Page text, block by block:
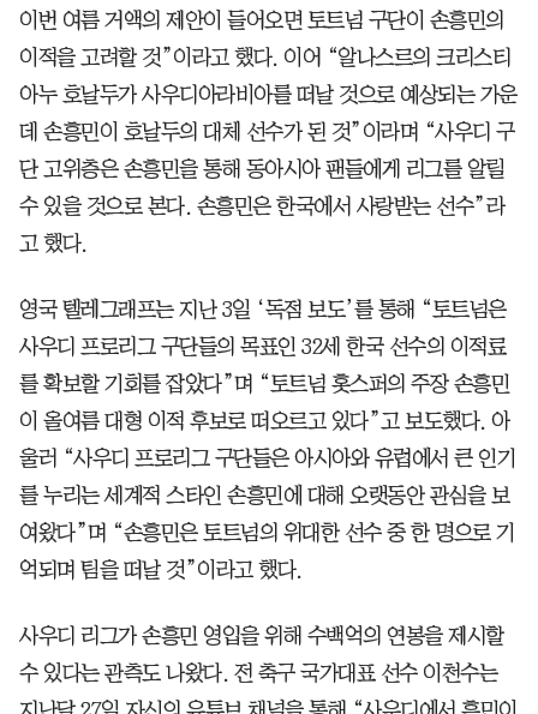
이번 여름 거액의 제안이 들어오면 토트넘 구단이 손흥민의
이적을 고려할 것”이라고 했다. 이어 “알나스르의 크리스티
아누 호날두가 사우디아라비아를 떠날 것으로 예상되는 가운
데 손흥민이 호날두의 대체 선수가 된 것”이라며 “사우디 구
단 고위층은 손흥민을 통해 동아시아 팬들에게 리그를 알릴
수 있을 것으로 본다. 손흥민은 한국에서 사랑받는 선수”라
고 했다.
영국 텔레그래프는 지난 3일 ‘독점 보도’를 통해 “토트넘은
사우디 프로리그 구단들의 목표인 32세 한국 선수의 이적료
를 확보할 기회를 잡았다”며 “토트넘 홋스퍼의 주장 손흥민
이 올여름 대형 이적 후보로 떠오르고 있다”고 보도했다. 아
울러 “사우디 프로리그 구단들은 아시아와 유럽에서 큰 인기
를 누리는 세계적 스타인 손흥민에 대해 오랫동안 관심을 보
여왔다”며 “손흥민은 토트넘의 위대한 선수 중 한 명으로 기
억되며 팀을 떠날 것”이라고 했다.
사우디 리그가 손흥민 영입을 위해 수백억의 연봉을 제시할
수 있다는 관측도 나왔다. 전 축구 국가대표 선수 이천수는